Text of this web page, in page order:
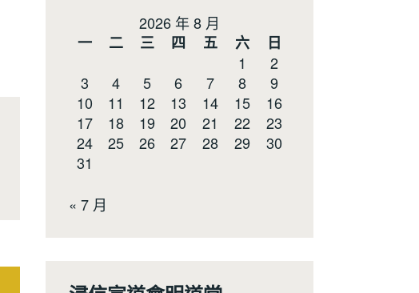
2026 年 8 月
一
二 三 四 五 六
日
1
2
3
4 5 6 7 8
9
10
11 12 13 14 15
16
17
18 19 20 21 22
23
24
25 26 27 28 29
30
31
« 7 月